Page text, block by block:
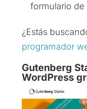
formulario de
¿Estás
programador
Gutenberg
WordPress